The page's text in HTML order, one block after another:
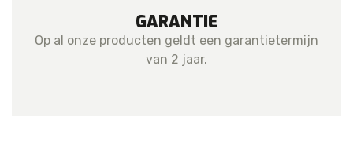
GARANTIE
Op al onze producten geldt een garantietermijn
van 2 jaar.